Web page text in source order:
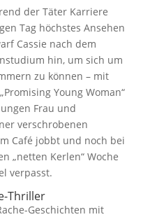
der Täter Karriere
Tag höchstes Ansehen
Cassie nach dem
hin, um sich um
zu können – mit
Young Woman“
Frau und
verschrobenen
Café jobbt und noch bei
„netten Kerlen“ Woche
verpasst.
Thriller
Geschichten mit